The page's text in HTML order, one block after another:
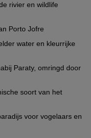
met de avontuurlijke
activiteiten in
Pantanaleen
Pantanal
seizoen
het spotten van
rivier en wildlife
Porto Jofre
water en kleurrijke
Paraty, omringd door
soort van het
voor vogelaars en